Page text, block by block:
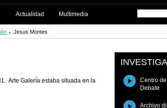
Jesus Montes
Arte Galería estaba situada en la
Centro
Debate
Archivo
Actualidad Multimedia